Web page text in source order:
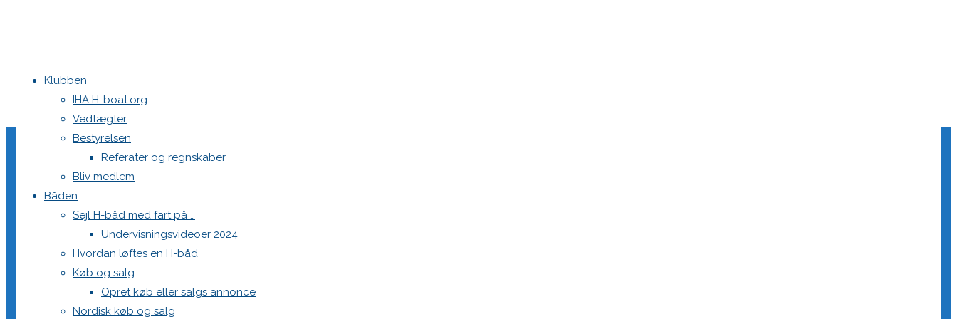
Klubben
IHA H-boat.org
Vedtægter
Bestyrelsen
Referater og regnskaber
Bliv medlem
Båden
Sejl H-båd med fart på …
Undervisningsvideoer 2024
Hvordan løftes en H-båd
Køb og salg
Opret køb eller salgs annonce
Nordisk køb og salg
Home
NyhederVerdensmesterskaber i Struer sikres med Corona-taskforce
Referat generalforsamling
Verdensmesterskaber i Struer sikres med Corona-
taskforce
11. december 2020 11. december 2020